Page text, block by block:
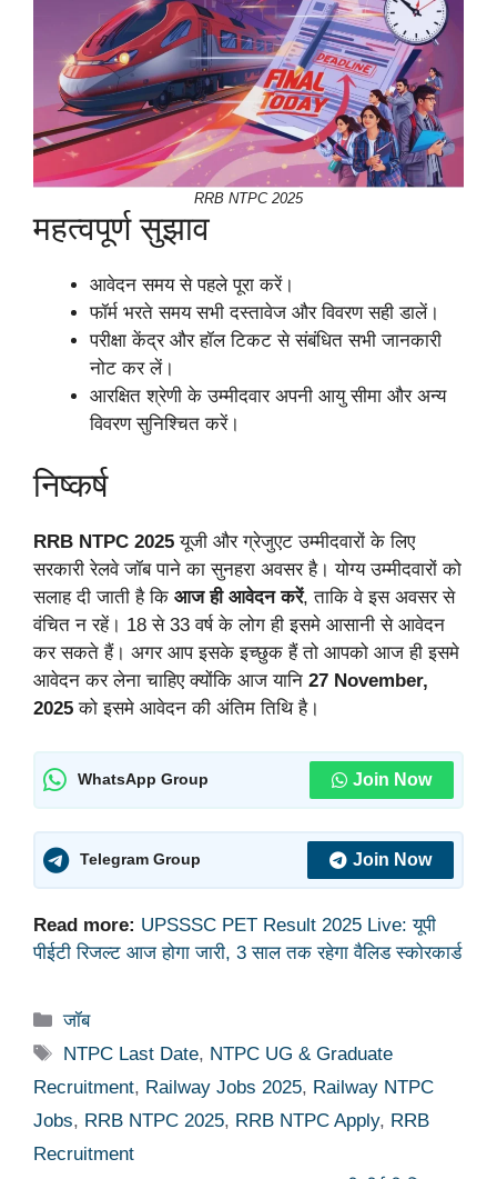
RRB NTPC 2025
महत्वपूर्ण सुझाव
आवेदन समय से पहले पूरा करें।
फॉर्म भरते समय सभी दस्तावेज और विवरण सही डालें।
परीक्षा केंद्र और हॉल टिकट से संबंधित सभी जानकारी
नोट कर लें।
आरक्षित श्रेणी के उम्मीदवार अपनी आयु सीमा और अन्य
विवरण सुनिश्चित करें।
निष्कर्ष
RRB NTPC 2025 यूजी और ग्रेजुएट उम्मीदवारों के लिए
सरकारी रेलवे जॉब पाने का सुनहरा अवसर है। योग्य उम्मीदवारों को
सलाह दी जाती है कि आज ही आवेदन करें, ताकि वे इस अवसर से
वंचित न रहें। 18 से 33 वर्ष के लोग ही इसमे आसानी से आवेदन
कर सकते हैं। अगर आप इसके इच्छुक हैं तो आपको आज ही इसमे
आवेदन कर लेना चाहिए क्योंकि आज यानि 27 November,
2025 को इसमे आवेदन की अंतिम तिथि है।
WhatsApp Group Join Now
Telegram Group Join Now
Read more: UPSSSC PET Result 2025 Live: यूपी
पीईटी रिजल्ट आज होगा जारी, 3 साल तक रहेगा वैलिड स्कोरकार्ड
Categories
जॉब
Tags
NTPC Last Date, NTPC UG & Graduate
Recruitment, Railway Jobs 2025, Railway NTPC
Jobs, RRB NTPC 2025, RRB NTPC Apply, RRB
Recruitment